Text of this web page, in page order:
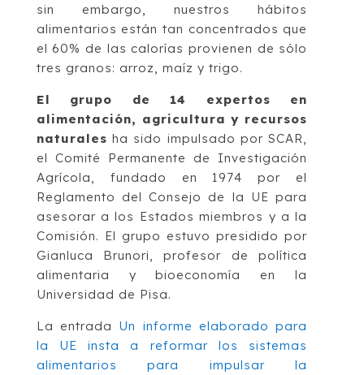
sin embargo, nuestros hábitos
alimentarios están tan concentrados que
el 60% de las calorías provienen de sólo
tres granos: arroz, maíz y trigo.
El grupo de 14 expertos en
alimentación, agricultura y recursos
naturales ha sido impulsado por SCAR,
el Comité Permanente de Investigación
Agrícola, fundado en 1974 por el
Reglamento del Consejo de la UE para
asesorar a los Estados miembros y a la
Comisión. El grupo estuvo presidido por
Gianluca Brunori, profesor de política
alimentaria y bioeconomía en la
Universidad de Pisa.
La entrada Un informe elaborado para
la UE insta a reformar los sistemas
alimentarios para impulsar la